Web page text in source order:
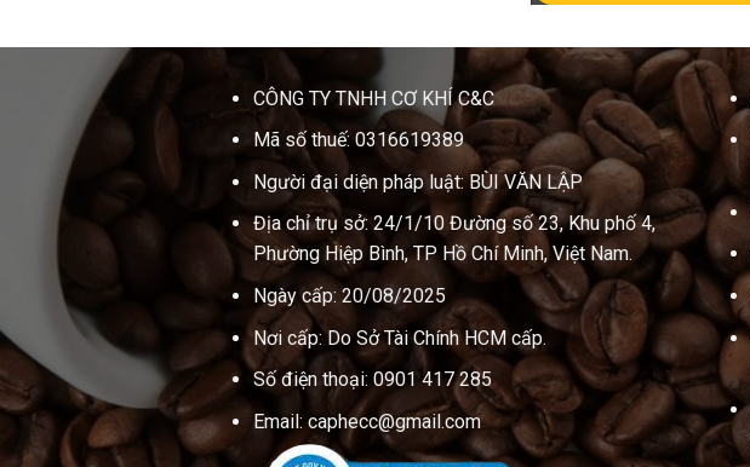
CÔNG TY TNHH CƠ KHÍ C&C
Mã số thuế: 0316619389
Người đại diện pháp luật: BÙI VĂN LẬP
Địa chỉ trụ sở: 24/1/10 Đường số 23, Khu phố 4,
Phường Hiệp Bình, TP Hồ Chí Minh, Việt Nam.
Ngày cấp: 20/08/2025
Nơi cấp: Do Sở Tài Chính HCM cấp.
Số điện thoại: 0901 417 285
Email: caphecc@gmail.com